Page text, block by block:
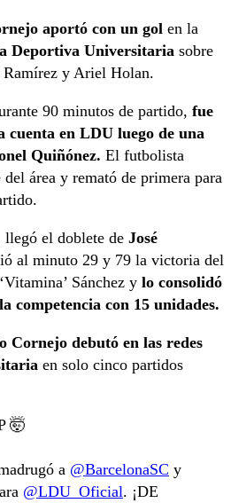
aportó con un gol en la
Deportiva Universitaria sobre
Ramírez y Ariel Holan.
90 minutos de partido, fue
cuenta en LDU luego de una
Quiñónez. El futbolista
área y remató de primera para
llegó el doblete de José
al minuto 29 y 79 la victoria del
Sánchez y lo consolidó
competencia con 15 unidades.
Cornejo debutó en las redes
en solo cinco partidos
🤯
a @BarcelonaSC y
@LDU_Oficial. ¡DE